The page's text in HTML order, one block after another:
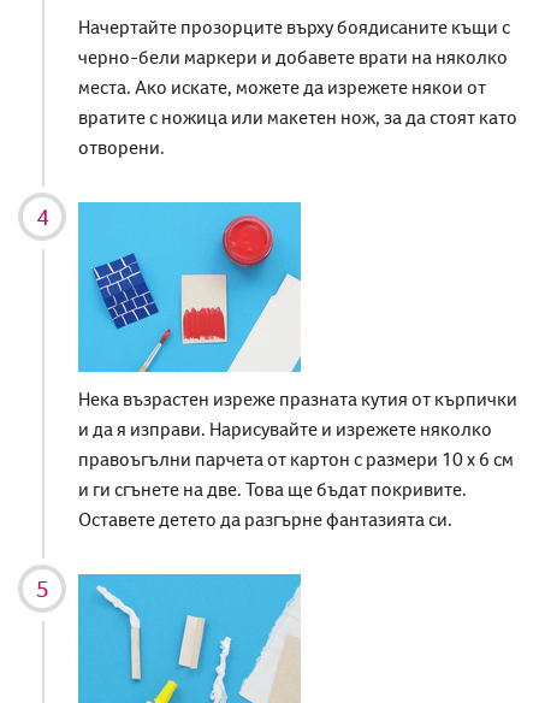
Начертайте прозорците върху боядисаните къщи с
черно-бели маркери и добавете врати на няколко
места. Ако искате, можете да изрежете някои от
вратите с ножица или макетен нож, за да стоят като
отворени.
Нека възрастен изреже празната кутия от кърпички
и да я изправи. Нарисувайте и изрежете няколко
правоъгълни парчета от картон с размери 10 х 6 см
и ги сгънете на две. Това ще бъдат покривите.
Оставете детето да разгърне фантазията си.